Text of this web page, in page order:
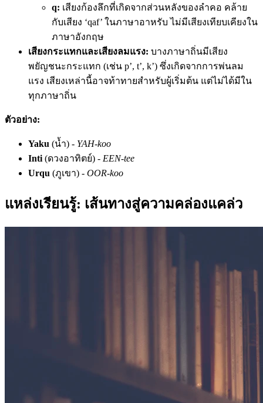
q: เสียงก้องลึกที่เกิดจากส่วนหลังของลำคอ คล้าย
กับเสียง ‘qaf’ ในภาษาอาหรับ ไม่มีเสียงเทียบเคียงใน
ภาษาอังกฤษ
เสียงกระแทกและเสียงลมแรง: บางภาษาถิ่นมีเสียง
พยัญชนะกระแทก (เช่น p’, t’, k’) ซึ่งเกิดจากการพ่นลม
แรง เสียงเหล่านี้อาจท้าทายสำหรับผู้เริ่มต้น แต่ไม่ได้มีใน
ทุกภาษาถิ่น
ตัวอย่าง:
Yaku (น้ำ) - YAH-koo
Inti (ดวงอาทิตย์) - EEN-tee
Urqu (ภูเขา) - OOR-koo
แหล่งเรียนรู้: เส้นทางสู่ความคล่องแคล่ว